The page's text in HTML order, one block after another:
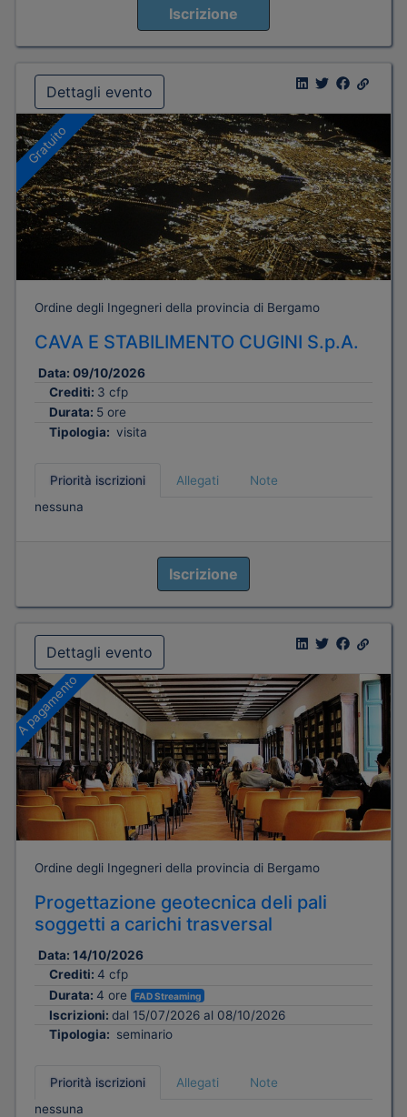
Iscrizione
Dettagli evento
Gratuito
Ordine degli Ingegneri della provincia di Bergamo
CAVA E STABILIMENTO CUGINI S.p.A.
Data: 09/10/2026
Crediti: 3 cfp
Durata: 5 ore
Tipologia: visita
Priorità iscrizioni Allegati
Note
nessuna
Iscrizione
Dettagli evento
A pagamento
Ordine degli Ingegneri della provincia di Bergamo
Progettazione geotecnica deli pali
soggetti a carichi trasversal
Data: 14/10/2026
Crediti: 4 cfp
Durata: 4 ore FAD Streaming
Iscrizioni: dal 15/07/2026 al 08/10/2026
Tipologia: seminario
Priorità iscrizioni Allegati
Note
nessuna